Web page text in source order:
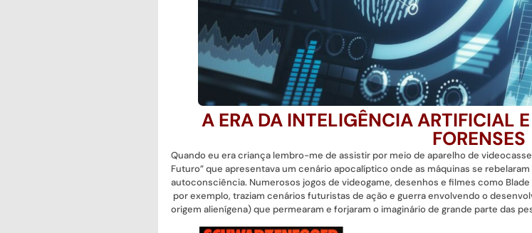
A ERA DA INTELIGÊNCIA ARTIFICIAL
FORENSES
Quando eu era criança lembro-me de assistir por meio de aparelho de
Futuro” que apresentava um cenário apocalíptico onde as máquinas se
autoconsciência. Numerosos jogos de videogame, desenhos e filmes como Blade
por exemplo, traziam cenários futuristas de ação e guerra envolvendo o
origem alienígena) que permearam e forjaram o imaginário de grande parte das